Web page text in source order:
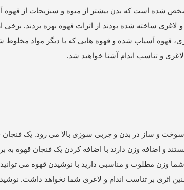
شده است که بدن بیشتر از میوه و سبزیجات از قهوه
ساخته شده بودند از اثرات قهوه بهره بردند. برخی
قهوه آسیاب شده و قهوه هایی که با دیگر مواد
و تناسب اندام آشنا خواهید شد.
سوخت و ساز در بدن و چربی سوزی بالا می رود. یک فنجان
و اضافه وزن دارند با اضافه کردن یک فنجان قهوه به
مطلوب و مناسبی دارید با نوشیدن قهوه می توانید
اثری بر تناسب اندام و لاغری شما نخواهد داشت.